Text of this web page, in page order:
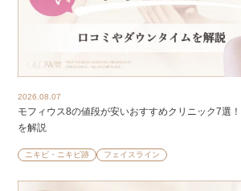
2026.08.07
モフィウス8の値段が安いおすすめクリニック7選
を解説
ニキビ・ニキビ跡 フェイスライン